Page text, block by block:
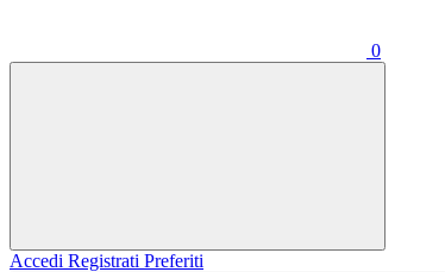
0
Accedi Registrati Preferiti